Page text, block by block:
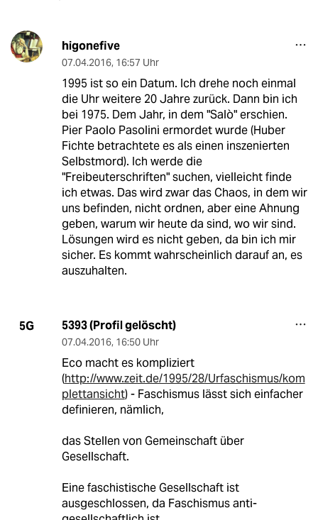
higonefive
07.04.2016, 16:57 Uhr
1995 ist so ein Datum. Ich drehe noch einmal
die Uhr weitere 20 Jahre zurück. Dann bin ich
bei 1975. Dem Jahr, in dem "Salò" erschien.
Pier Paolo Pasolini ermordet wurde (Huber
Fichte betrachtete es als einen inszenierten
Selbstmord). Ich werde die
"Freibeuterschriften" suchen, vielleicht finde
ich etwas. Das wird zwar das Chaos, in dem wir
uns befinden, nicht ordnen, aber eine Ahnung
geben, warum wir heute da sind, wo wir sind.
Lösungen wird es nicht geben, da bin ich mir
sicher. Es kommt wahrscheinlich darauf an, es
auszuhalten.
5G 5393 (Profil gelöscht)
07.04.2016, 16:50 Uhr
Eco macht es kompliziert
(http://www.zeit.de/1995/28/Urfaschismus/kom
plettansicht) - Faschismus lässt sich einfacher
definieren, nämlich,
das Stellen von Gemeinschaft über
Gesellschaft.
Eine faschistische Gesellschaft ist
ausgeschlossen, da Faschismus anti-